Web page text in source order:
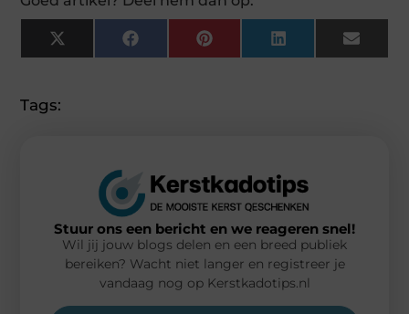
X
(Twitter)
FacebookPinterestLinkedInEmail
Tags:
Stuur ons een bericht en we reageren snel!
Wil jij jouw blogs delen en een breed publiek
bereiken? Wacht niet langer en registreer je
vandaag nog op Kerstkadotips.nl